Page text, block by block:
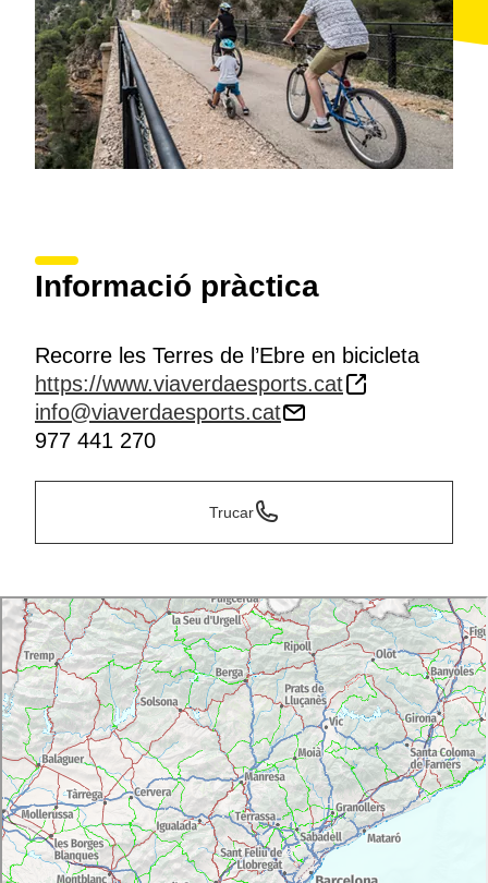
Informació pràctica
Recorre les Terres de l’Ebre en bicicleta
https://www.viaverdaesports.cat
info@viaverdaesports.cat
977 441 270
Trucar